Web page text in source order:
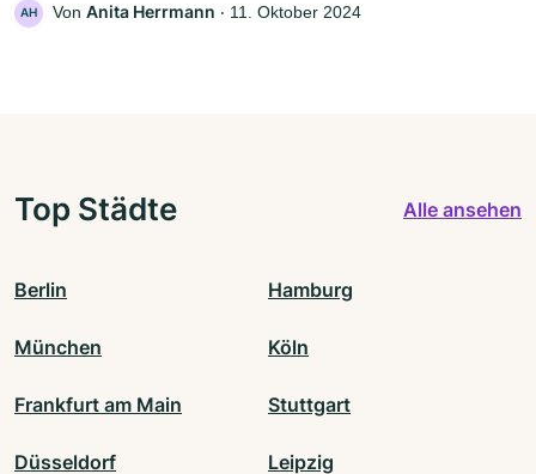
AH Von Anita Herrmann ‧ 11. Oktober 2024
Top Städte Alle ansehen
Berlin Hamburg
München Köln
Frankfurt am Main Stuttgart
Düsseldorf Leipzig